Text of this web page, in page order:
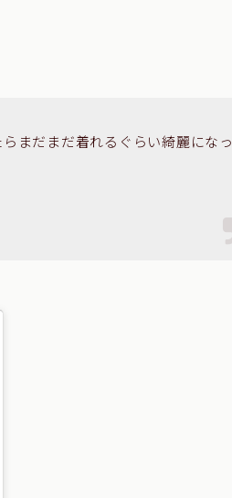
まだまだ着れるぐらい綺麗になっ